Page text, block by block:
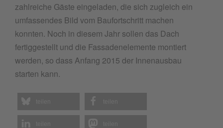
zahlreiche Gäste eingeladen, die sich zugleich ein
umfassendes Bild vom Baufortschritt machen
konnten. Noch in diesem Jahr sollen das Dach
fertiggestellt und die Fassadenelemente montiert
werden, so dass Anfang 2015 der Innenausbau
starten kann.